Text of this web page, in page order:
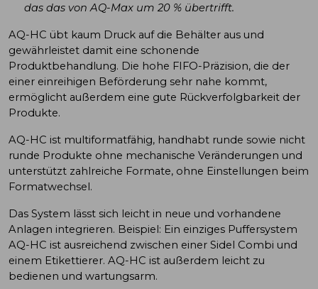
das das von AQ-Max um 20 % übertrifft.
AQ-HC übt kaum Druck auf die Behälter aus und
gewährleistet damit eine schonende
Produktbehandlung. Die hohe FIFO-Präzision, die der
einer einreihigen Beförderung sehr nahe kommt,
ermöglicht außerdem eine gute Rückverfolgbarkeit der
Produkte.
AQ-HC ist multiformatfähig, handhabt runde sowie nicht
runde Produkte ohne mechanische Veränderungen und
unterstützt zahlreiche Formate, ohne Einstellungen beim
Formatwechsel.
Das System lässt sich leicht in neue und vorhandene
Anlagen integrieren. Beispiel: Ein einziges Puffersystem
AQ-HC ist ausreichend zwischen einer Sidel Combi und
einem Etikettierer. AQ-HC ist außerdem leicht zu
bedienen und wartungsarm.